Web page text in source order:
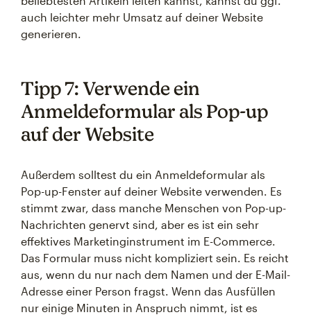
auch leichter mehr Umsatz auf deiner Website
generieren.
Tipp 7: Verwende ein
Anmeldeformular als Pop-up
auf der Website
Außerdem solltest du ein Anmeldeformular als
Pop-up-Fenster auf deiner Website verwenden. Es
stimmt zwar, dass manche Menschen von Pop-up-
Nachrichten genervt sind, aber es ist ein sehr
effektives Marketinginstrument im E-Commerce.
Das Formular muss nicht kompliziert sein. Es reicht
aus, wenn du nur nach dem Namen und der E-Mail-
Adresse einer Person fragst. Wenn das Ausfüllen
nur einige Minuten in Anspruch nimmt, ist es